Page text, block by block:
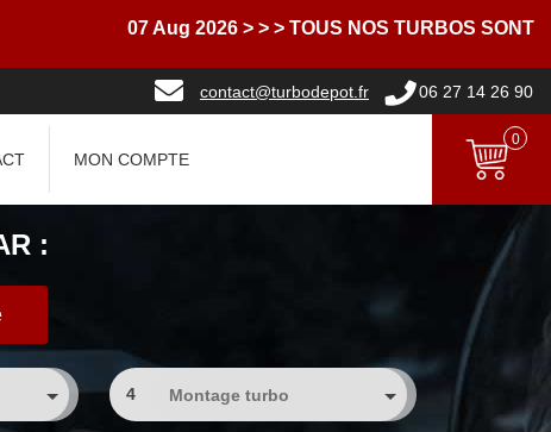
07 Aug 2026 > > > TOUS NOS TURBOS SONT
contact@turbodepot.fr 06 27 14 26 90
MON COMPTE
0
:
4